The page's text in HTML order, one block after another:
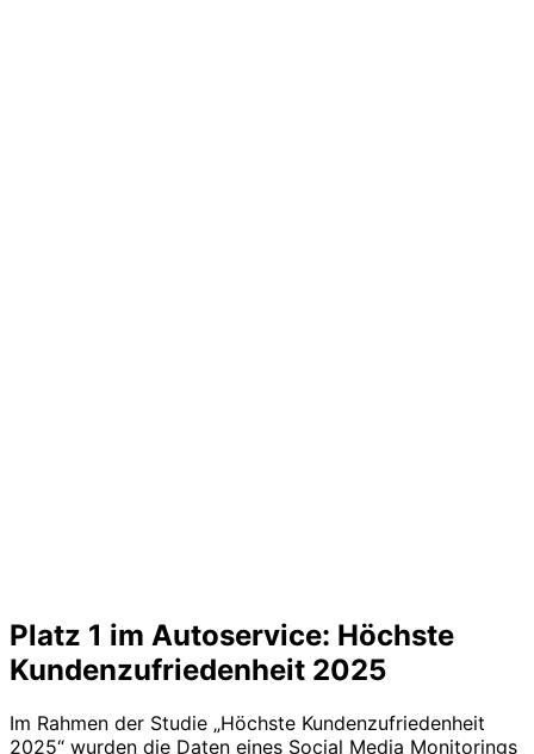
Platz 1 im Autoservice: Höchste
Kundenzufriedenheit 2025
Im Rahmen der Studie „Höchste Kundenzufriedenheit
2025“ wurden die Daten eines Social Media Monitorings